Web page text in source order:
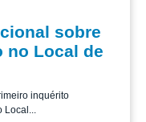
sobre
no Local de
inquérito
Local...